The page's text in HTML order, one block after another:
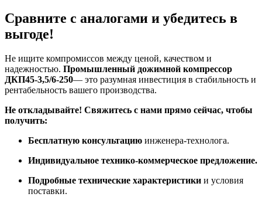
Сравните с аналогами и убедитесь в
выгоде!
Не ищите компромиссов между ценой, качеством и
надежностью. Промышленный дожимной компрессор
ДКП45-3,5/6-250— это разумная инвестиция в стабильность и
рентабельность вашего производства.
Не откладывайте! Свяжитесь с нами прямо сейчас, чтобы
получить:
Бесплатную консультацию инженера-технолога.
Индивидуальное технико-коммерческое предложение.
Подробные технические характеристики и условия
поставки.